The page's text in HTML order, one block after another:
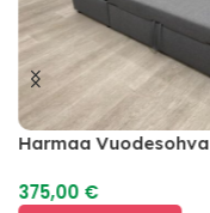
Harmaa Vuodesohva
375,00 €